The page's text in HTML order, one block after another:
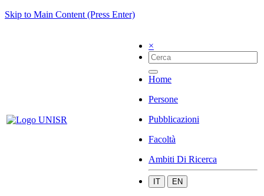
Skip to Main Content (Press Enter)
×
Home
Persone
Pubblicazioni
Facoltà
Ambiti Di Ricerca
IT EN